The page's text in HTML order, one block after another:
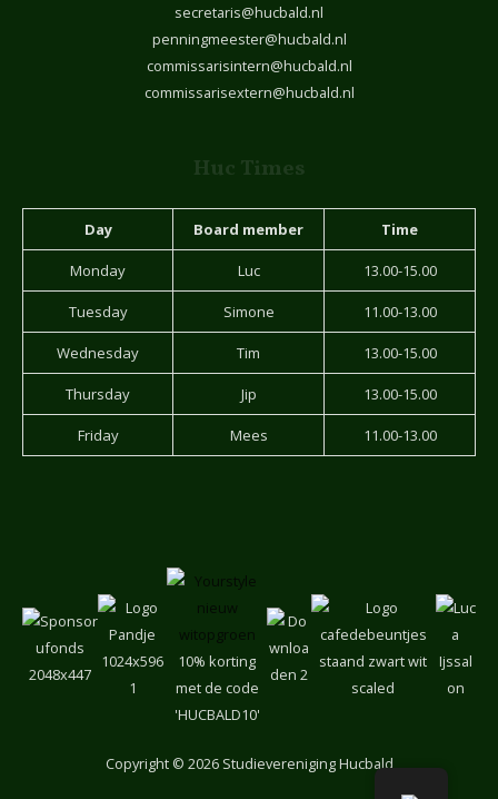
secretaris@hucbald.nl
penningmeester@hucbald.nl
commissarisintern@hucbald.nl
commissarisextern@hucbald.nl
Huc Times
Day Board member Time
Monday Luc 13.00-15.00
Tuesday Simone 11.00-13.00
Wednesday Tim 13.00-15.00
Thursday Jip 13.00-15.00
Friday Mees 11.00-13.00
10% korting
met de code
'HUCBALD10'
Copyright© 2026 Studievereniging Hucbald